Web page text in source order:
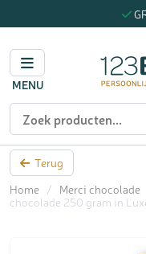
MENU
Zoeken
Terug
Home
/ Merci chocolade
chocolade 250 gram in